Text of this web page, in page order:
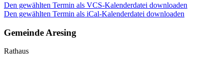
Den gewählten Termin als VCS-Kalenderdatei downloaden
Den gewählten Termin als iCal-Kalenderdatei downloaden
Gemeinde Aresing
Rathaus